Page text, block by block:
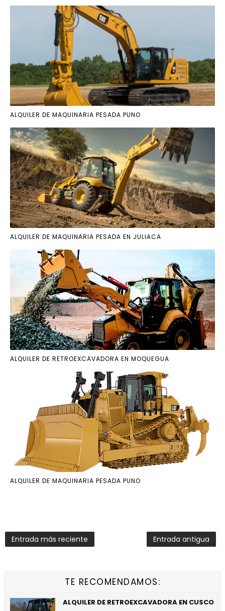
ALQUILER DE MAQUINARIA PESADA PUNO
ALQUILER DE MAQUINARIA PESADA EN JULIACA
ALQUILER DE RETROEXCAVADORA EN MOQUEGUA
ALQUILER DE MAQUINARIA PESADA PUNO
Entrada más reciente Entrada antigua
TE RECOMENDAMOS:
ALQUILER DE RETROEXCAVADORA EN CUSCO